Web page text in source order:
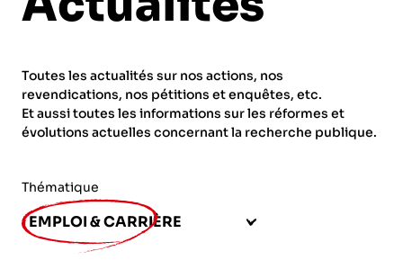
Fonction publique
Actions spécifiques
ORGANISMES
CNRS – Centre national de la recherche
scientifique
INRIA - Institut national de recherche en
INSERM – Institut national de la santé et de la
recherche médicale
AGENDA
PUBLICATIONS
Toutes les actualités sur nos actions, nos
revendications, nos pétitions et enquêtes, etc.
Et aussi toutes les informations sur les réformes et
évolutions actuelles concernant la recherche publique.
Thématique
EMPLOI & CARRIÈRE